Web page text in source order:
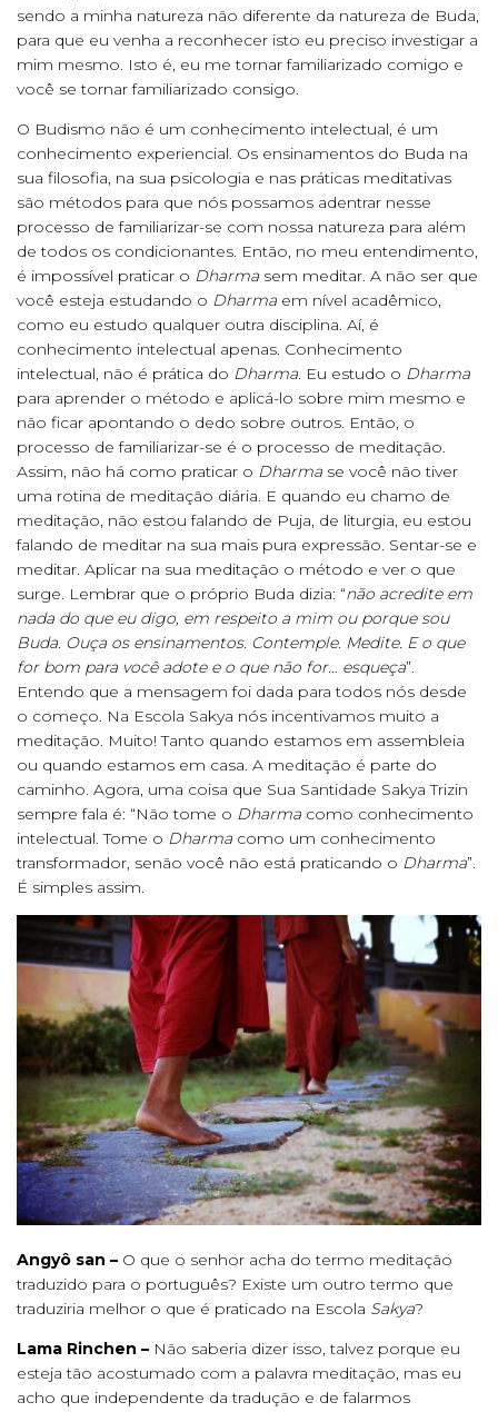
sendo a minha natureza não diferente da natureza de Buda,
para que eu venha a reconhecer isto eu preciso investigar a
mim mesmo. Isto é, eu me tornar familiarizado comigo e
você se tornar familiarizado consigo.
O Budismo não é um conhecimento intelectual, é um
conhecimento experiencial. Os ensinamentos do Buda na
sua filosofia, na sua psicologia e nas práticas meditativas
são métodos para que nós possamos adentrar nesse
processo de familiarizar-se com nossa natureza para além
de todos os condicionantes. Então, no meu entendimento,
é impossível praticar o Dharma sem meditar. A não ser que
você esteja estudando o Dharma em nível acadêmico,
como eu estudo qualquer outra disciplina. Aí, é
conhecimento intelectual apenas. Conhecimento
intelectual, não é prática do Dharma. Eu estudo o Dharma
para aprender o método e aplicá-lo sobre mim mesmo e
não ficar apontando o dedo sobre outros. Então, o
processo de familiarizar-se é o processo de meditação.
Assim, não há como praticar o Dharma se você não tiver
uma rotina de meditação diária. E quando eu chamo de
meditação, não estou falando de Puja, de liturgia, eu estou
falando de meditar na sua mais pura expressão. Sentar-se e
meditar. Aplicar na sua meditação o método e ver o que
surge. Lembrar que o próprio Buda dizia: “não acredite em
nada do que eu digo, em respeito a mim ou porque sou
Buda. Ouça os ensinamentos. Contemple. Medite. E o que
for bom para você adote e o que não for… esqueça”.
Entendo que a mensagem foi dada para todos nós desde
o começo. Na Escola Sakya nós incentivamos muito a
meditação. Muito! Tanto quando estamos em assembleia
ou quando estamos em casa. A meditação é parte do
caminho. Agora, uma coisa que Sua Santidade Sakya Trizin
sempre fala é: “Não tome o Dharma como conhecimento
intelectual. Tome o Dharma como um conhecimento
transformador, senão você não está praticando o Dharma”.
É simples assim.
Angyô san – O que o senhor acha do termo meditação
traduzido para o português? Existe um outro termo que
traduziria melhor o que é praticado na Escola Sakya?
Lama Rinchen – Não saberia dizer isso, talvez porque eu
esteja tão acostumado com a palavra meditação, mas eu
acho que independente da tradução e de falarmos